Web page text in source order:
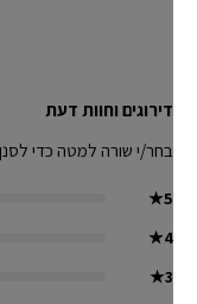
דירוגים וחוות דעת
בחר/י שורה למטה כדי לסנן
★